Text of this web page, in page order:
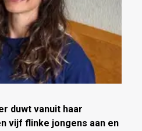
duwt vanuit haar
vijf flinke jongens aan en